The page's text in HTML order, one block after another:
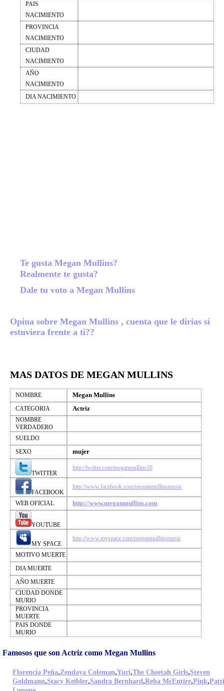
PAIS
NACIMIENTO
PROVINCIA
NACIMIENTO
CIUDAD
NACIMIENTO
AÑO
NACIMIENTO
DIA NACIMIENTO
Te gusta Megan Mullins?
Realmente te gusta?
Dale tu voto a Megan Mullins
Opina sobre Megan Mullins , cuenta que le dirias si
estuviera frente a ti??
MAS DATOS DE MEGAN MULLINS
NOMBRE Megan Mullins
CATEGORIA Actriz
NOMBRE
VERDADERO
SUELDO
SEXO
mujer
TWITTER
http://twitter.com/meganmullins10
FACEBOOK
http://www.facebook.com/meganmullinsmusic
WEB OFICIAL http://www.meganmullins.com
YOUTUBE
MY SPACE
http://www.myspace.com/meganmullinsmusic
MOTIVO MUERTE
DIA MUERTE
AÑO MUERTE
CIUDAD DONDE
MURIO
PROVINCIA
MUERTE
PAIS DONDE
MURIO
Famosos que son Actriz como Megan Mullins
Florencia Peña,Zendaya Coleman,Yuri,The Cheetah Girls,Steven
Goldmann,Stacy Keibler,Sandra Bernhard,Reba McEntire,Pink,Patti